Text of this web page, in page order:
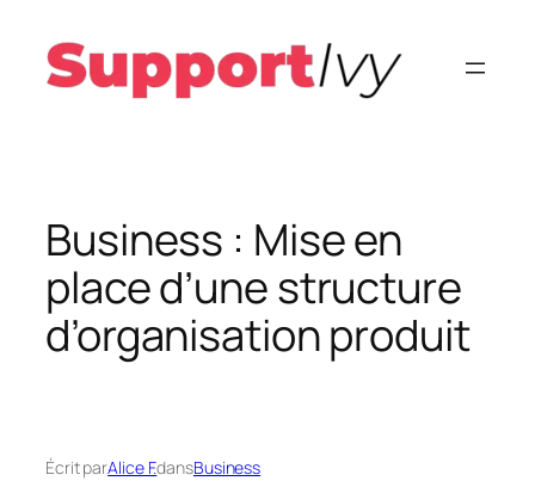
contenu
Business : Mise en
place d’une structure
d’organisation produit
Écrit parAlice F.dansBusiness